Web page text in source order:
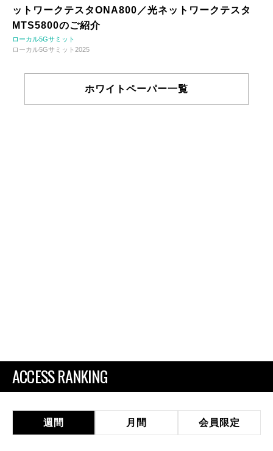
ットワークテスタONA800／光ネットワークテスタ
MTS5800のご紹介
ローカル5Gサミット
ローカル5Gサミット2025
ホワイトペーパー一覧
ACCESS RANKING
週間 月間 会員限定